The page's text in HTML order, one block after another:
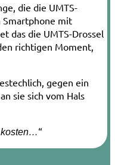
die die UMTS-
Smartphone mit
das die UMTS-Drossel
richtigen Moment,
gegen ein
sie sich vom Hals
kosten…“